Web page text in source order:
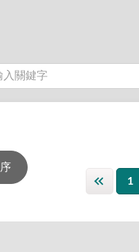
1